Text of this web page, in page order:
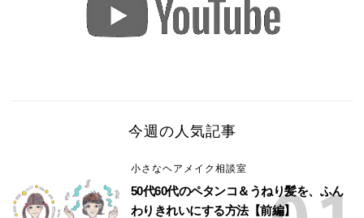
今週の人気記事
小さなヘアメイク相談室
50代60代のペタンコ＆うねり髪を、ふん
わりきれいにする方法【前編】